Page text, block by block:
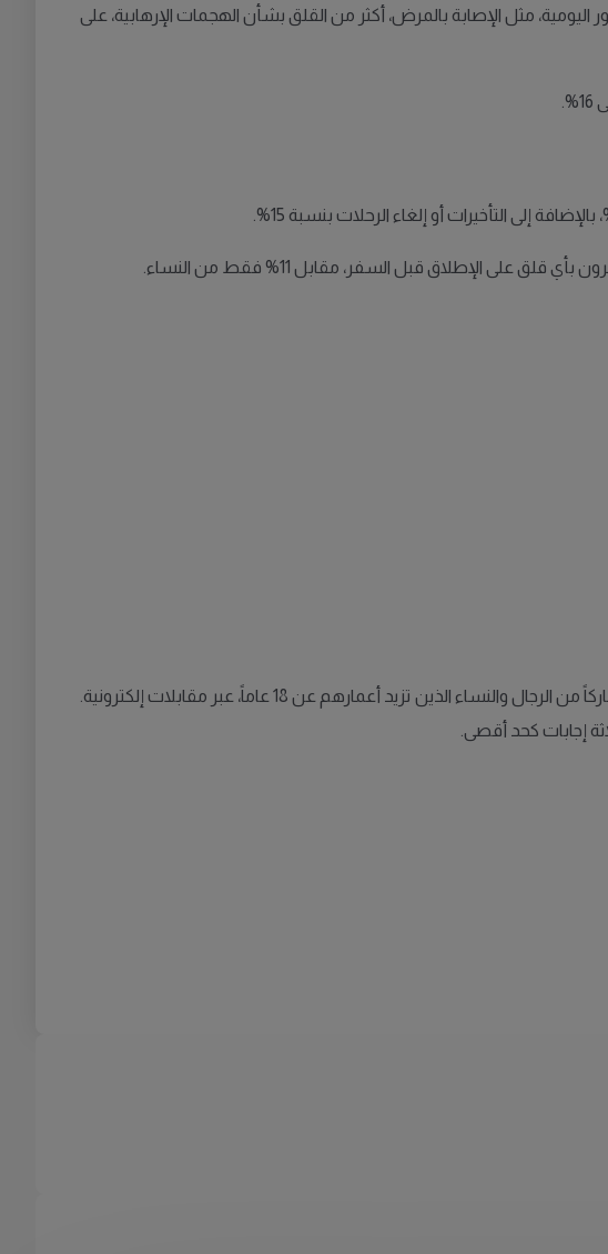
مثل الإصابة بالمرض، أكثر من القلق بشأن الهجمات الإرهابية، على
تم إجراء الاستطلاع من قبل شركة "YouGov" خلال الفترة ما بين 13 و16 ديسمبر/كانون الأول 2024، وشمل 1018 مشاركاً من الرجال والنساء الذين تزيد أعمارهم عن 18 عاماً، عبر مقابلات إلكترونية.
إجابات كحد أقصى.